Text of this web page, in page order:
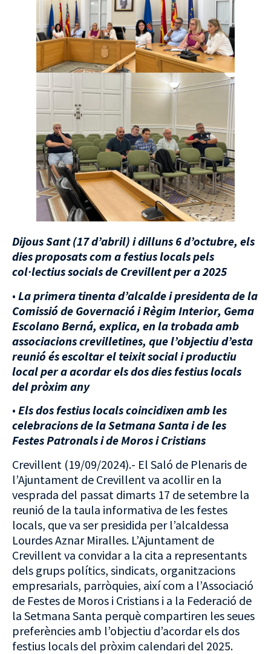
Dijous Sant (17 d’abril) i dilluns 6 d’octubre, els
dies proposats com a festius locals pels
col·lectius socials de Crevillentper a 2025
• La primera tinenta d’alcalde i presidenta de la
Comissió de Governació i Règim Interior, Gema
Escolano Berná, explica, en la trobada amb
associacions crevilletines, que l’objectiu d’esta
reunió és escoltar el teixit social i productiu
local per a acordar els dos dies festius locals
del pròxim any
• Els dos festius locals coincidixen amb les
celebracions de la Setmana Santa i de les
Festes Patronals i de Moros i Cristians
Crevillent (19/09/2024).- El Saló de Plenaris de
l’Ajuntament de Crevillent va acollir en la
vesprada del passat dimarts 17 de setembre la
reunió de la taula informativa de les festes
locals, que va ser presidida per l’alcaldessa
Lourdes Aznar Miralles. L’Ajuntament de
Crevillent va convidar a la cita a representants
dels grups polítics, sindicats, organitzacions
empresarials, parròquies, així com a l’Associació
de Festes de Moros i Cristians i a la Federació de
la Setmana Santa perquè compartiren les seues
preferències amb l’objectiu d’acordar els dos
festius locals del pròxim calendari del 2025.